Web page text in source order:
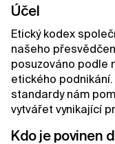
Účel
Etický kodex
našeho
posuzováno podle
etického
standardy nám
vytvářet vynikající
Kdo je povinen